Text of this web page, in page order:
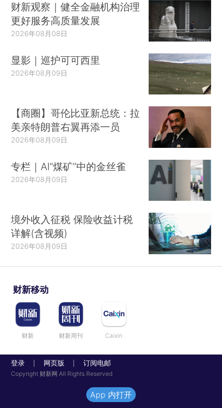
财新观察｜健全金融机构治理
更好服务高质量发展
2026年08月08日
显影｜巡护可可西里
2026年08月09日
【商圈】哥伦比亚新总统：拉
美亲特朗普右翼再添一员
2026年08月09日
专栏｜AI“煤矿”中的金丝雀
2026年08月09日
境外收入征税 保险收益计税
详解(含视频)
2026年08月09日
财新移动
财新 财新周刊 Caixin
登录 网页版 订阅电邮
Copyright 财新网 All Rights Reserved
App 内打开